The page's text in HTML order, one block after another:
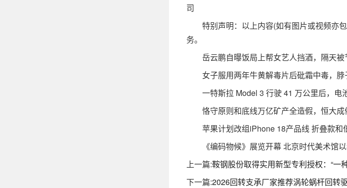
司
特别声明：以上内容(如有图片或视频亦包
务。
岳云鹏自曝饭局上帮女艺人挡酒，隔天被
女子服用两年牛黄解毒片后砒霜中毒，脖
一特斯拉 Model 3 行驶 41 万公里后，电
恪守原则和底线万亿矿产全造假，恒大成
苹果计划改组iPhone 18产品线 折叠款和
《编码物候》展览开幕 北京时代美术馆
上一篇:鞍钢股份取得实用新型专利授权：“一
下一篇:2026回转支承厂家推荐涡轮蜗杆回转